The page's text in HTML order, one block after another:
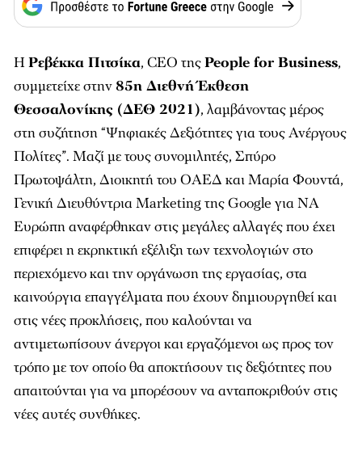
ΗΡεβέκκα Πιτσίκα, CEO τηςPeople for Business,
συμμετείχε στην 85η Διεθνή Έκθεση
Θεσσαλονίκης (ΔΕΘ 2021), λαμβάνοντας μέρος
στη συζήτηση “Ψηφιακές Δεξιότητες για τους Ανέργους
Πολίτες”. Μαζί με τους συνομιλητές, Σπύρο
Πρωτοψάλτη, Διοικητή του ΟΑΕΔ και Μαρία Φουντά,
Γενική Διευθύντρια Marketing της Google για ΝΑ
Ευρώπη αναφέρθηκαν στις μεγάλες αλλαγές που έχει
επιφέρει η εκρηκτική εξέλιξη των τεχνολογιών στο
περιεχόμενο και την οργάνωση της εργασίας, στα
καινούργια επαγγέλματα που έχουν δημιουργηθεί και
στις νέες προκλήσεις, που καλούνται να
αντιμετωπίσουν άνεργοι και εργαζόμενοι ως προς τον
τρόπο με τον οποίο θα αποκτήσουν τις δεξιότητες που
απαιτούνται για να μπορέσουν να ανταποκριθούν στις
νέες αυτές συνθήκες.